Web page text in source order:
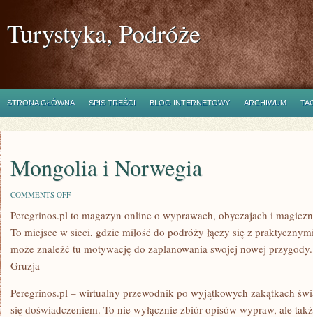
Turystyka, Podróże
STRONA GŁÓWNA SPIS TREŚCI BLOG INTERNETOWY ARCHIWUM
Mongolia i Norwegia
COMMENTS OFFON
I
Peregrinos.pl to magazyn online o wyprawach, obyczajach i
To miejsce w sieci, gdzie miłość do podróży łączy się z
może znaleźć tu motywację do zaplanowania swojej nowej
Gruzja
Peregrinos.pl – wirtualny przewodnik po wyjątkowych zakątkach
się doświadczeniem. To nie wyłącznie zbiór opisów wypraw, ale